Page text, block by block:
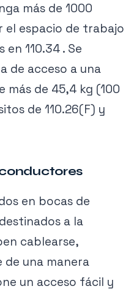
más de 1000
el espacio de trabajo
110.34 . Se
de acceso a una
más de 45,4 kg (100
de 110.26(F) y
en bocas de
a la
cablearse,
de una manera
un acceso fácil y